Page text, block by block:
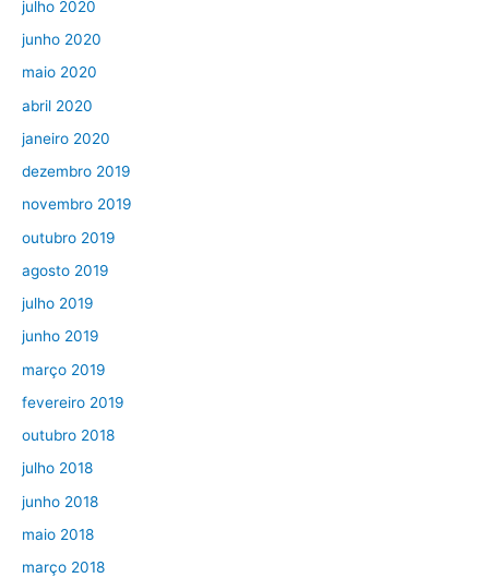
julho 2020
junho 2020
maio 2020
abril 2020
janeiro 2020
dezembro 2019
novembro 2019
outubro 2019
agosto 2019
julho 2019
junho 2019
março 2019
fevereiro 2019
outubro 2018
julho 2018
junho 2018
maio 2018
março 2018